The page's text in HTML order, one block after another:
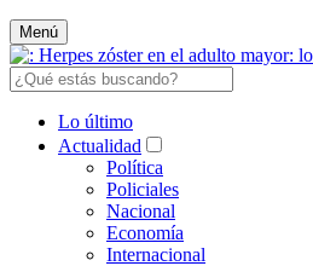
Menú
Lo último
Actualidad
Política
Policiales
Nacional
Economía
Internacional